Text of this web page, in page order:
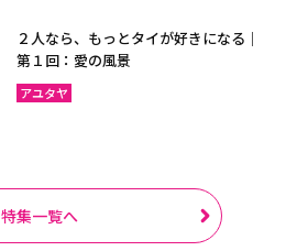
２人なら、もっとタイが好きになる｜
第１回：愛の風景
アユタヤ
特集一覧へ